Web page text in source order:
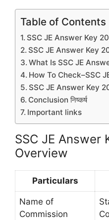
Table of Contents
SSC JE Answer Key
SSC JE Answer Key
What Is SSC JE
How To Check–SSC
SSC JE Answer Key
Conclusion निष्कर्ष
Important links
SSC JE Answer
Overview
Particulars
Name of
Commission